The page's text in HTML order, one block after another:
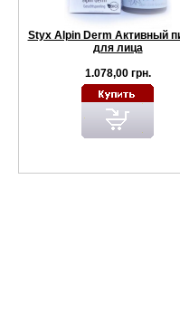
Styx Alpin Derm Активный
для лица
1.078,00 грн.